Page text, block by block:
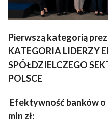
Pierwszą kategorią
KATEGORIA LIDERZY
SPÓŁDZIELCZEGO
POLSCE
Efektywność banków o
mln zł: